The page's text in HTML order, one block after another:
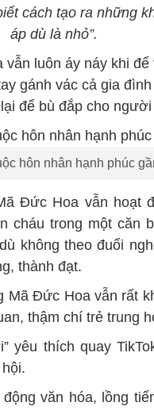
cách tạo ra những
áp dù là nhỏ”.
luôn áy náy khi
gánh vác cả gia
để bù đắp cho
hôn nhân hạnh phúc
Đức Hoa vẫn hoạt
cháu trong một căn
không theo đuổi
thành đạt.
Mã Đức Hoa vẫn rất
thậm chí trẻ trung
yêu thích quay
văn hóa, lồng